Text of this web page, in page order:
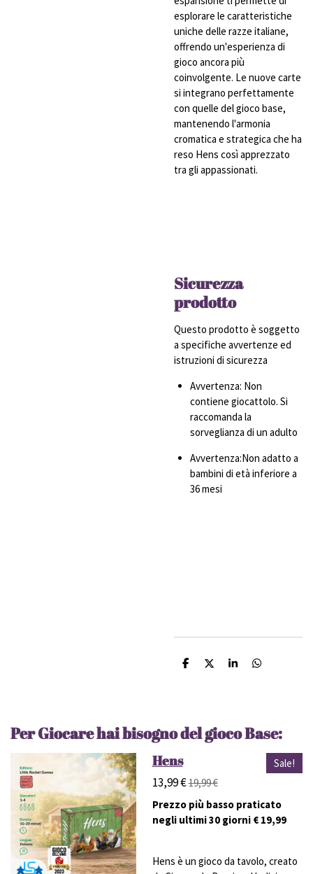
esplorare le caratteristiche
uniche delle razze italiane,
offrendo un'esperienza di
gioco ancora più
coinvolgente. Le nuove carte
si integrano perfettamente
con quelle del gioco base,
mantenendo l'armonia
cromatica e strategica che ha
reso Hens così apprezzato
tra gli appassionati.
Sicurezza
prodotto
Questo prodotto è soggetto
a specifiche avvertenze ed
istruzioni di sicurezza
Avvertenza: Non
contiene giocattolo. Si
raccomanda la
sorveglianza di un adulto
Avvertenza:Non adatto a
bambini di età inferiore a
36 mesi
C
i
d
C
i
d
C
i
d
C
i
d
Per Giocare hai bisogno del gioco Base:
Sale!
Hens
13,99 €19,99 €
Prezzo più basso praticato
negli ultimi 30 giorni € 19,99
Hens è un gioco da tavolo, creato